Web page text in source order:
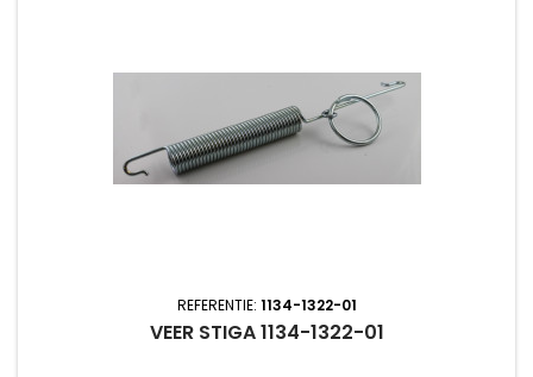
REFERENTIE: 1134-1322-01
VEER STIGA 1134-1322-01